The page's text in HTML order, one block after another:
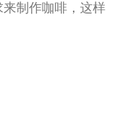
制作咖啡，这样